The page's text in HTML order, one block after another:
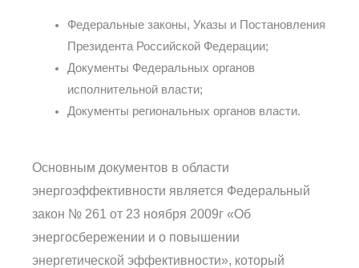
Федеральные законы, Указы и Постановления
Президента Российской Федерации;
Документы Федеральных органов
исполнительной власти;
Документы региональных органов власти.
Основным документов в области
энергоэффективности является Федеральный
закон № 261 от 23 ноября 2009г «Об
энергосбережении и о повышении
энергетической эффективности», который